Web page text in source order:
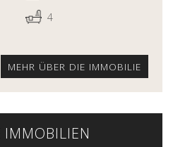
4
MEHR ÜBER DIE IMMOBILIE
IMMOBILIEN